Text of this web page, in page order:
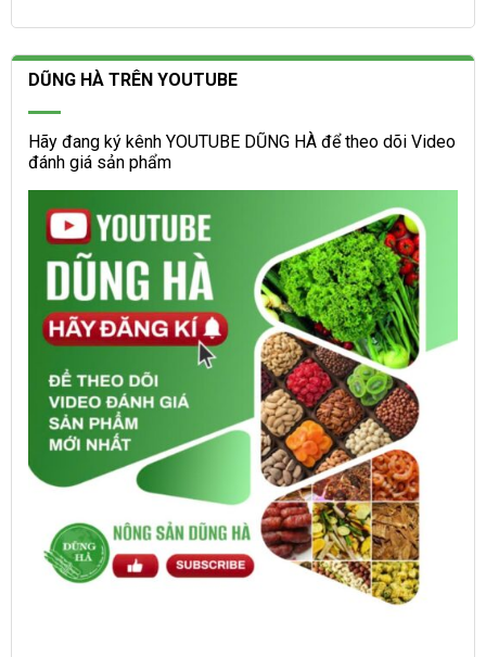
DŨNG HÀ TRÊN YOUTUBE
Hãy đang ký kênh YOUTUBE DŨNG HÀ để theo dõi Video
đánh giá sản phẩm